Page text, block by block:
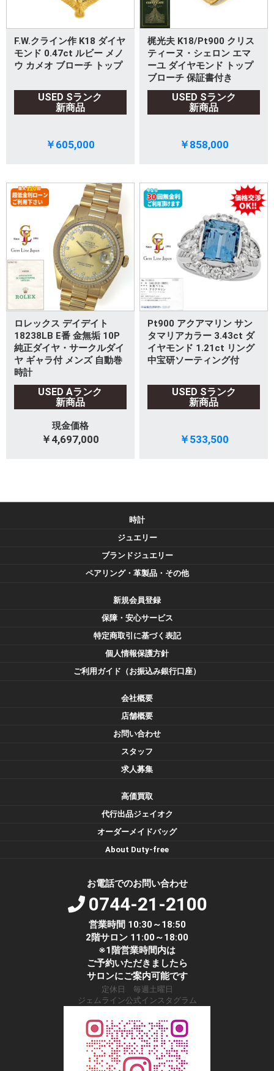
F.W.クライン作 K18 ダイヤ
モンド 0.47ct ルビー メノ
ウ カメオ ブローチ トップ
USED Sランク
新商品
￥605,000
梶光夫 K18/Pt900 クリス
ティーヌ・シェロン エマ
ーユ ダイヤモンド トップ
ブローチ 保証書付き
USED Sランク
新商品
￥858,000
ロレックス デイデイト
18238LB E番 金無垢 10P
純正ダイヤ・サークルダイ
ヤ ギャラ付 メンズ 自動巻
時計
USED Aランク
新商品
現金価格
￥4,697,000
Pt900 アクアマリン サン
タマリアカラー 3.43ct ダ
イヤモンド 1.21ct リング
中宝研ソーティング付
USED Sランク
新商品
￥533,500
時計
ジュエリー
ブランドジュエリー
ペアリング・革製品・その他
新規会員登録
保障・安心サービス
特定商取引に基づく表記
個人情報保護方針
ご利用ガイド（お振込み銀行口座）
会社概要
店舗概要
お問い合わせ
スタッフ
求人募集
高価買取
代行出品ジェイオク
オーダーメイドバッグ
About Duty-free
お電話でのお問い合わせ
0744-21-2100
営業時間 10:30～18:50
2階サロン 11:00～18:00
※1階営業時間内は
ご予約いただきましたら
サロンにご案内可能です
定休日 毎週土曜日
ジェムライン公式インスタグラム